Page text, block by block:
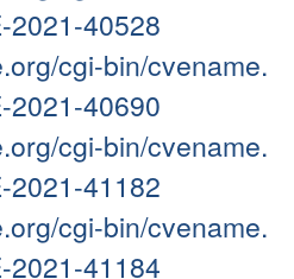
2021-40528
cgi-bin/cvename.
2021-40690
cgi-bin/cvename.
2021-41182
cgi-bin/cvename.
2021-41184